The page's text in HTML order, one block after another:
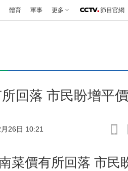
體育 軍事 更多 節目官網
回落 市民盼增平
26日 10:21
菜價有所回落 市民